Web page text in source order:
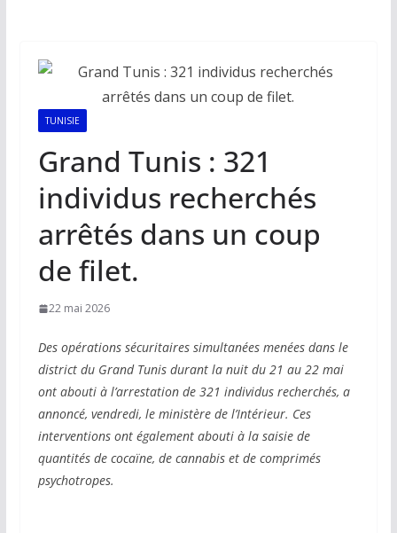
TUNISIE
Grand Tunis : 321
individus recherchés
arrêtés dans un coup
de filet.
22 mai 2026
Des opérations sécuritaires simultanées menées dans le
district du Grand Tunis durant la nuit du 21 au 22 mai
ont abouti à l’arrestation de 321 individus recherchés, a
annoncé, vendredi, le ministère de l’Intérieur. Ces
interventions ont également abouti à la saisie de
quantités de cocaïne, de cannabis et de comprimés
psychotropes.